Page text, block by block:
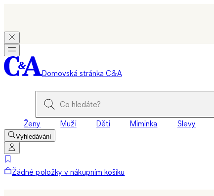
Domovská stránka C&A
Ženy Muži Děti Miminka Slevy
Vyhledávání
Žádné položky v nákupním košíku